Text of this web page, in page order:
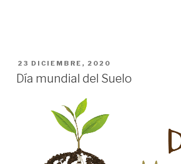
PUBLICADO
EL
23 DICIEMBRE, 2020
Día mundial del Suelo